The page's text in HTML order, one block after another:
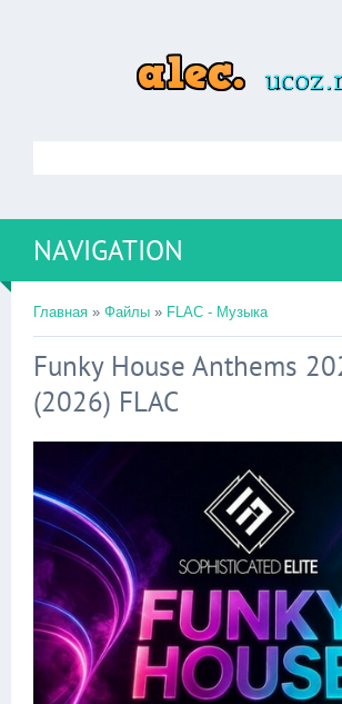
NAVIGATION
Главная » Файлы » FLAC - Музыка
Funky House Anthems
(2026) FLAC